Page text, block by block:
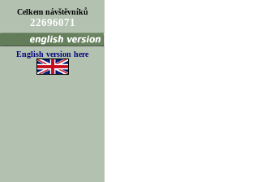
Celkem návštěvníků
22696071
English version here